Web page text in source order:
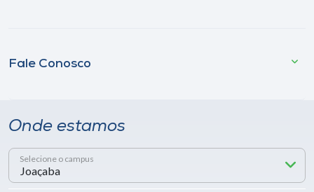
Fale Conosco
Onde estamos
Selecione o campus